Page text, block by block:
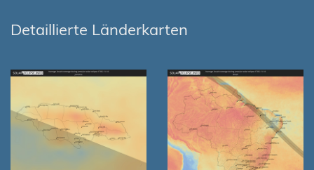
Detaillierte Länderkarten